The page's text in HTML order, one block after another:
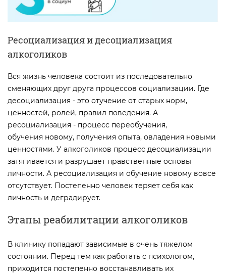
Ресоциализация и десоциализация
алкоголиков
Вся жизнь человека состоит из последовательно
сменяющих друг друга процессов социализации. Где
десоциализация - это отучение от старых норм,
ценностей, ролей, правил поведения. А
ресоциализация - процесс переобучения,
обучения новому, получения опыта, овладения новыми
ценностями. У алкоголиков процесс десоциализации
затягивается и разрушает нравственные основы
личности. А ресоциализация и обучение новому вовсе
отсутствует. Постепенно человек теряет себя как
личность и деградирует.
Этапы реабилитации алкоголиков
В клинику попадают зависимые в очень тяжелом
состоянии. Перед тем как работать с психологом,
приходится постепенно восстанавливать их